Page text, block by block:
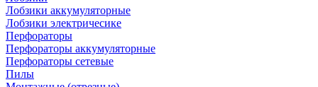
Лобзики аккумуляторные
Лобзики электричесике
Перфораторы
Перфораторы аккумуляторные
Перфораторы сетевые
Пилы